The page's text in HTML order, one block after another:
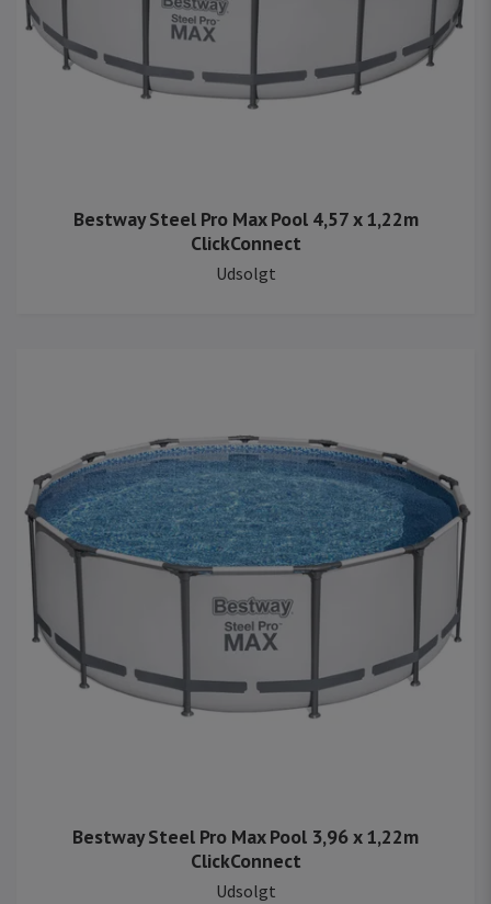
Bestway Steel Pro Max Pool 4,57 x 1,22m
ClickConnect
Udsolgt
Bestway Steel Pro Max Pool 3,96 x 1,22m
ClickConnect
Udsolgt